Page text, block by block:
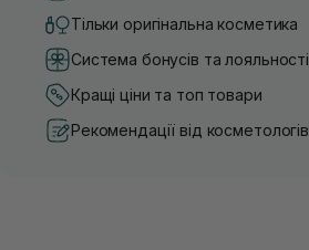
Тільки оригінальна косметика
Система бонусів та лояльності
Кращі ціни та топ товари
Рекомендації від косметологів